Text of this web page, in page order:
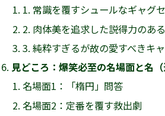
1. 常識を覆すシュールなギャグ
2. 肉体美を追求した説得力のあ
3. 純粋すぎるが故の愛すべきキ
見どころ：爆笑必至の名場面と名
名場面1：「楕円」問答
名場面2：定番を覆す救出劇